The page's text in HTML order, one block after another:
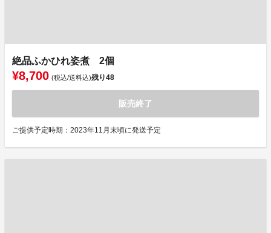
絶品ふかひれ姿煮 2個
¥8,700 (税込/送料込)残り48
販売終了
ご提供予定時期：2023年11月末頃に発送予定